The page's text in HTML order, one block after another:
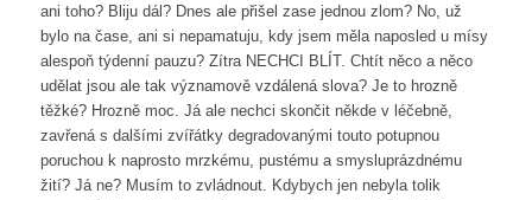
ani toho? Bliju dál? Dnes ale přišel zase jednou zlom? No, už
bylo na čase, ani si nepamatuju, kdy jsem měla naposled u mísy
alespoň týdenní pauzu? Zítra NECHCI BLÍT. Chtít něco a něco
udělat jsou ale tak významově vzdálená slova? Je to hrozně
těžké? Hrozně moc. Já ale nechci skončit někde v léčebně,
zavřená s dalšími zvířátky degradovanými touto potupnou
poruchou k naprosto mrzkému, pustému a smysluprázdnému
žití? Já ne? Musím to zvládnout. Kdybych jen nebyla tolik